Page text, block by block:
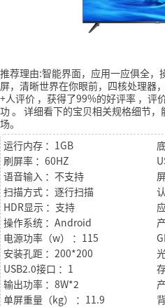
推荐理由:智能界面，应用一应俱全
屏，清晰世界在你眼前，四核处理器
+人评价 ，获得了99%的好评率 ，评
功。 详细看下的宝贝相关规格细节
场。
运行内存 ：1GB
刷屏率 ：60HZ
语音输入 ：不支持
扫描方式 ：逐行扫描
HDR显示 ：支持
操作系统 ：Android
电源功率（w） ：115
安装孔距 ：200*200
USB2.0接口 ：1
输出功率 ：8W*2
单屏重量（kg） ：11.9